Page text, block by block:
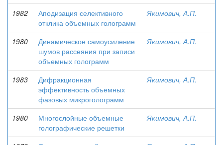
1982
Аподизация селективного
отклика объемных голограмм
Якимович, А.П.
1980
Динамическое самоусиление
шумов рассеяния при записи
объемных голограмм
Якимович, А.П.
1983
Дифракционная
эффективность объемных
фазовых микроголограмм
Якимович, А.П.
1980
Многослойные объемные
голографические решетки
Якимович, А.П.